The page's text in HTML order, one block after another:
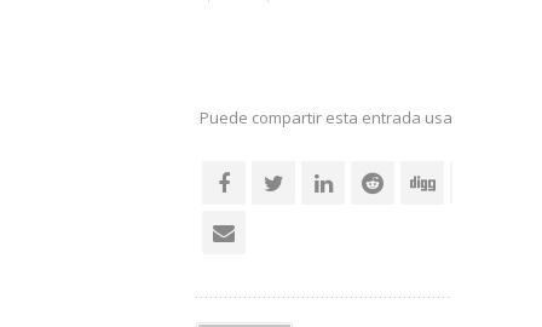
Puede compartir esta entrada usando sus